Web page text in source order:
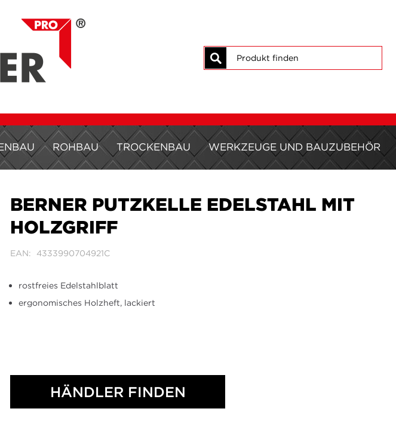
ROHBAU TROCKENBAU WERKZEUGE UND BAUZUBEHÖR
BERNER PUTZKELLE EDELSTAHL MIT
HOLZGRIFF
EAN 4333990704921C
rostfreies Edelstahlblatt
ergonomisches Holzheft, lackiert
HÄNDLER FINDEN